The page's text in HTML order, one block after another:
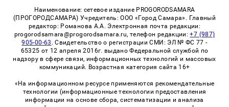
Наименование: сетевое издание PROGORODSAMARA
(ПРОГОРОДСАМАРА) Учредитель: ООО «Город Самара». Главный
редактор: Романова А.А. Электронная почта редакции:
progorodsamara@progorodsamara.ru, телефон редакции:+7 (987)
905-00-63 . Свидетельство о регистрации СМИ: ЭЛ № ФС 77 -
65325 от 12 апреля 2016г. выдано Федеральной службой по
надзору в сфере связи, информационных технологий и массовых
коммуникаций. Возрастная категория сайта 16+
«На информационном ресурсе применяются рекомендательные
технологии (информационные технологии предоставления
информации на основе сбора, систематизации и анализа